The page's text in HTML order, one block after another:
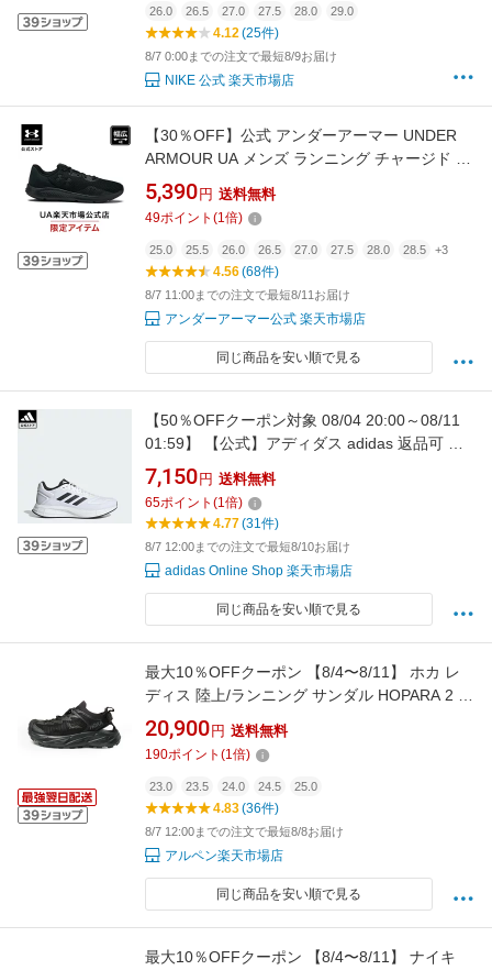
【Black_c】
26.0 26.5 27.0 27.5 28.0 29.0
4.12(25件)
8/7 0:00までの注文で最短8/9お届け
NIKE 公式 楽天市場店
【30％OFF】公式 アンダーアーマー UNDER
ARMOUR UA メンズ ランニング チャージド パ
スート3 エクストラ ワイド 3025801 シューズ
ランシュー ランニングシューズ スニーカー ロ
ゴ 軽量 幅広 クッション フィット 陸上 マラソ
ン
5,390 円 送料無料
49ポイント (1倍)
25.0 25.5 26.0 26.5 27.0 27.5 28.0 28.5 +3
4.56(68件)
8/7 11:00までの注文で最短8/11お届け
アンダーアーマー公式 楽天市場店
同じ商品を安い順で見る
【50％OFFクーポン対象 08/04 20:00～08/11
01:59】 【公式】アディダス adidas 返品可 ラ
ンニング デュラモ SL 10 / DURAMO SL 10 パ
フォーマンス メンズ シューズ・靴 スニーカー
白 ホワイト HQ4130 ランニングシューズ
7,150 円 送料無料
65ポイント (1倍)
4.77(31件)
8/7 12:00までの注文で最短8/10お届け
adidas Online Shop 楽天市場店
同じ商品を安い順で見る
最大10％OFFクーポン 【8/4〜8/11】 ホカ レ
ディス 陸上/ランニング サンダル HOPARA 2 ホ
パラ 2 水陸両用 マウンテンサンダル 1147670B
: ブラック×ブラック HOKA
20,900 円 送料無料
190ポイント (1倍)
23.0 23.5 24.0 24.5 25.0
4.83(36件)
8/7 12:00までの注文で最短8/8お届け
アルペン楽天市場店
同じ商品を安い順で見る
最大10％OFFクーポン 【8/4〜8/11】 ナイキ